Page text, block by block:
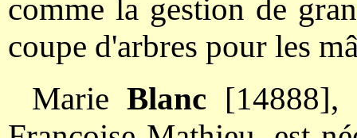
comme la gestion de
coupe d'arbres pour les
MarieBlanc [14888],